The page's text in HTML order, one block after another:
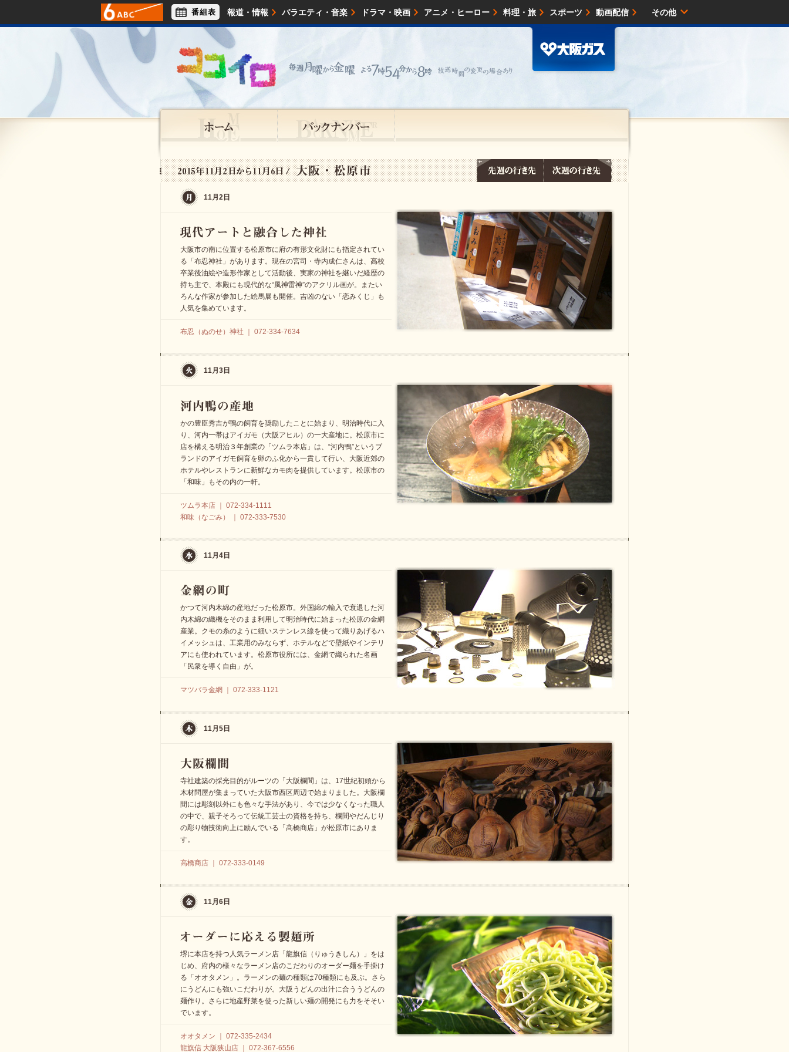
報道・情報 バラエティ・音楽 ドラマ・映画 アニメ・ヒーロー 料理・旅 スポーツ 動画配信
アナウンサー ライフスタイル
番組表 その他
11月2日
大阪市の南に位置する松原市に府の有形文化財にも指定されてい
る「布忍神社」があります。現在の宮司・寺内成仁さんは、高校
卒業後油絵や造形作家として活動後、実家の神社を継いだ経歴の
持ち主で、本殿にも現代的な“風神雷神”のアクリル画が。またい
ろんな作家が参加した絵馬展も開催。吉凶のない「恋みくじ」も
人気を集めています。
布忍（ぬのせ）神社 ｜ 072-334-7634
11月3日
かの豊臣秀吉が鴨の飼育を奨励したことに始まり、明治時代に入
り、河内一帯はアイガモ（大阪アヒル）の一大産地に。松原市に
店を構える明治３年創業の「ツムラ本店」は、“河内鴨”というブ
ランドのアイガモ飼育を卵のふ化から一貫して行い、大阪近郊の
ホテルやレストランに新鮮なカモ肉を提供しています。松原市の
「和味」もその内の一軒。
ツムラ本店 ｜ 072-334-1111
和味（なごみ） ｜ 072-333-7530
11月4日
かつて河内木綿の産地だった松原市。外国綿の輸入で衰退した河
内木綿の織機をそのまま利用して明治時代に始まった松原の金網
産業。クモの糸のように細いステンレス線を使って織りあげるハ
イメッシュは、工業用のみならず、ホテルなどで壁紙やインテリ
アにも使われています。松原市役所には、金網で織られた名画
「民衆を導く自由」が。
マツバラ金網 ｜ 072-333-1121
11月5日
寺社建築の採光目的がルーツの「大阪欄間」は、17世紀初頭から
木材問屋が集まっていた大阪市西区周辺で始まりました。大阪欄
間には彫刻以外にも色々な手法があり、今では少なくなった職人
の中で、親子そろって伝統工芸士の資格を持ち、欄間やだんじり
の彫り物技術向上に励んでいる「髙橋商店」が松原市にありま
す。
高橋商店 ｜ 072-333-0149
11月6日
堺に本店を持つ人気ラーメン店「龍旗信（りゅうきしん）」をは
じめ、府内の様々なラーメン店のこだわりのオーダー麺を手掛け
る「オオタメン」。ラーメンの麺の種類は70種類にも及ぶ。さら
にうどんにも強いこだわりが。大阪うどんの出汁に合ううどんの
麺作り。さらに地産野菜を使った新しい麺の開発にも力をそそい
でいます。
オオタメン ｜ 072-335-2434
龍旗信 大阪狭山店 ｜ 072-367-6556